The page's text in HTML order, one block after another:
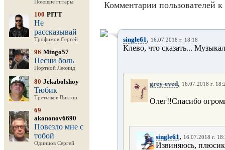
Поющие гитары
100 PITT
Не
рассказывай
Трофимов Сергей
96 Mingo57
Песни боль
Портной Леонид
80 Jekabolshoy
Тюбик
Третьяков Виктор
69
akononov6690
Повезло мне с
тобой
Одинцов Сергей
Комментарии пользователей к
single61, 16.07.2018 г. 18:18
Клево, что сказать...
grey-eyed, 16.07.2018 г.
Олег!!Спасибо
single61, 16.07.2018 г.
Извиняюсь, плюсик